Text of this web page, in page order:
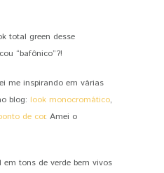
total green desse
“bafônico”?!
me inspirando em várias
blog: look monocromático,
de cor. Amei o
tons de verde bem vivos